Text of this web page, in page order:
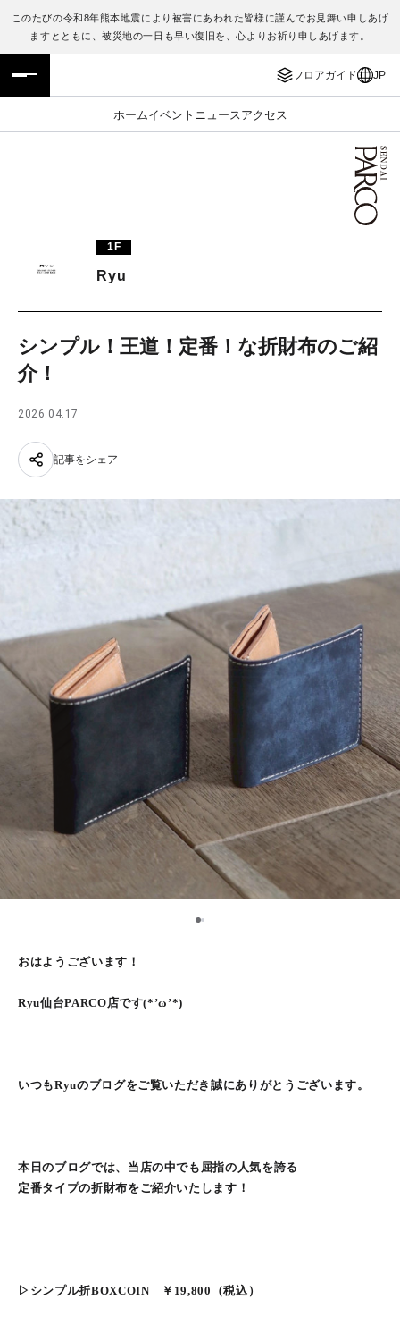
このたびの令和8年熊本地震により被害にあわれた皆様に謹んでお見舞い申しあげ
ますとともに、被災地の一日も早い復旧を、心よりお祈り申しあげます。
フロアガイド JP
ホームイベント ニュース アクセス
フロアガイド
施設案内・アクセス
TAX FREE
JP
ENGLISH
繁体字
日本語
1F
Ryu
シンプル！王道！定番！な折財布のご紹
介！
2026.04.17
記事をシェア
1
おはようございます！
Ryu仙台PARCO店です(*’ω’*)
いつもRyuのブログをご覧いただき誠にありがとうございます。
本日のブログでは、当店の中でも屈指の人気を誇る
定番タイプの折財布をご紹介いたします！
▷シンプル折BOXCOIN ￥19,800（税込）